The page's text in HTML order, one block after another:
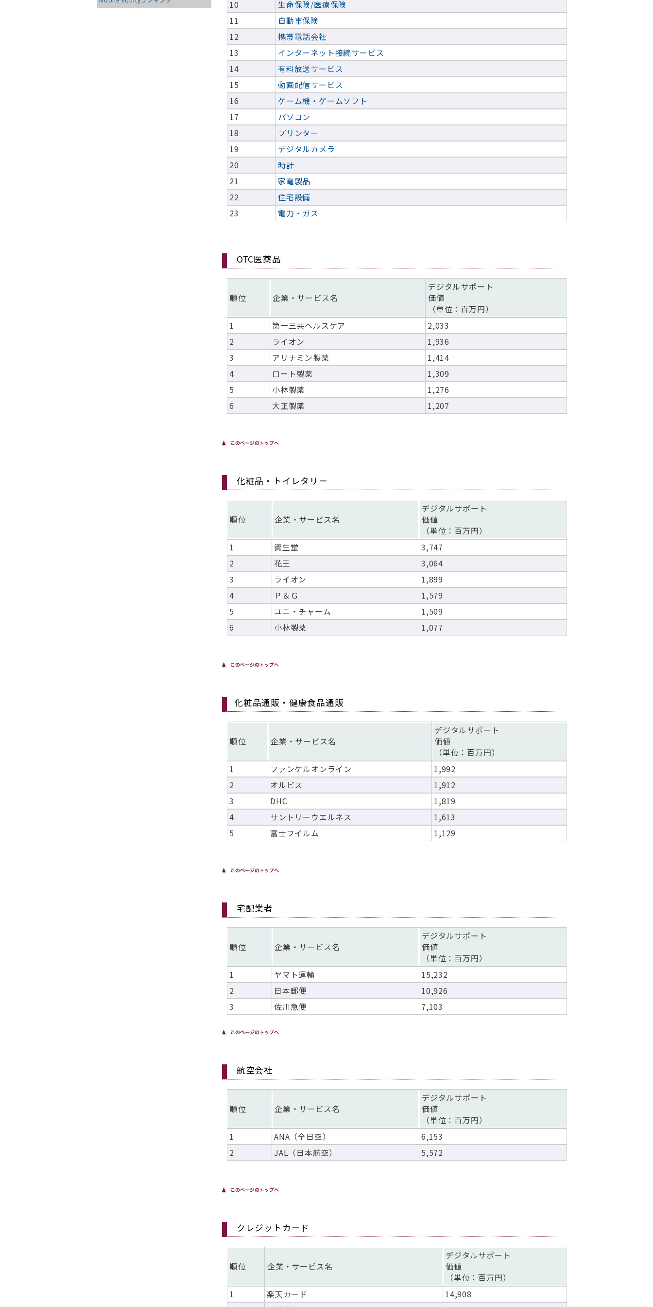
10
生命保険/医療保険
11
自動車保険
12
携帯電話会社
13
インターネット接続サービス
14
有料放送サービス
15
動画配信サービス
16
ゲーム機・ゲームソフト
17
パソコン
18
プリンター
19
デジタルカメラ
20
時計
21
家電製品
22
住宅設備
23
電力・ガス
OTC医薬品
順位 企業・サービス名
デジタルサポート
価値
（単位：百万円）
1
第一三共ヘルスケア
2,033
2
ライオン
1,936
3
アリナミン製薬
1,414
4
ロート製薬
1,309
5
小林製薬
1,276
6
大正製薬 1,207
化粧品・トイレタリー
順位 企業・サービス名
デジタルサポート
価値
（単位：百万円）
1
資生堂
3,747
2
花王
3,064
3
ライオン
1,899
4
Ｐ＆Ｇ
1,579
5
ユニ・チャーム
1,509
6
小林製薬 1,077
化粧品通販・健康食品通販
順位 企業・サービス名
デジタルサポート
価値
（単位：百万円）
1
ファンケルオンライン
1,992
2
オルビス
1,912
3
DHC
1,819
4
サントリーウエルネス
1,613
5
富士フイルム 1,129
宅配業者
順位 企業・サービス名
デジタルサポート
価値
（単位：百万円）
1
ヤマト運輸
15,232
2
日本郵便
10,926
3
佐川急便 7,103
航空会社
順位 企業・サービス名
デジタルサポート
価値
（単位：百万円）
1
ANA（全日空）
6,153
2
JAL（日本航空） 5,572
クレジットカード
順位 企業・サービス名
デジタルサポート
価値
（単位：百万円）
1
楽天カード
14,908